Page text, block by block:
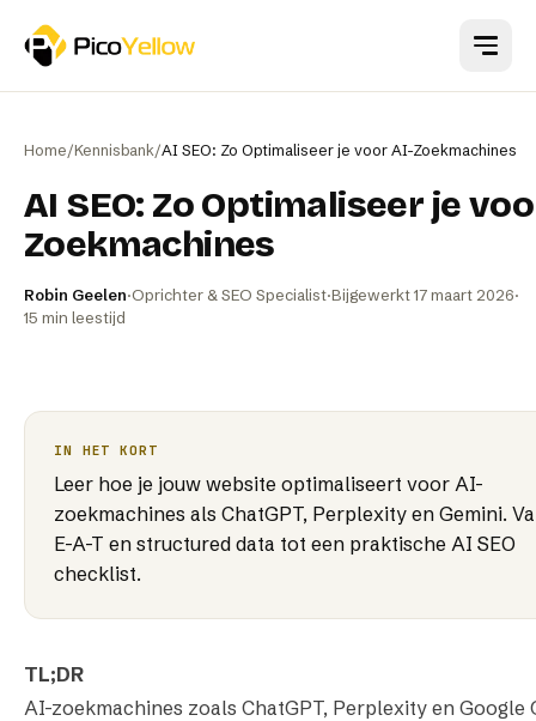
Home/Kennisbank/AI SEO: Zo Optimaliseer je voor AI-Zoekmachines
AI SEO: Zo Optimaliseer je
Zoekmachines
Robin Geelen·Oprichter & SEO Specialist·Bijgewerkt17 maart 2026·
15 min leestijd
IN HET KORT
Leer hoe je jouw website optimaliseert voor AI-
zoekmachines als ChatGPT, Perplexity en Gemini.
E-A-T en structured data tot een praktische AI SEO
checklist.
TL;DR
AI-zoekmachines zoals ChatGPT, Perplexity en Google